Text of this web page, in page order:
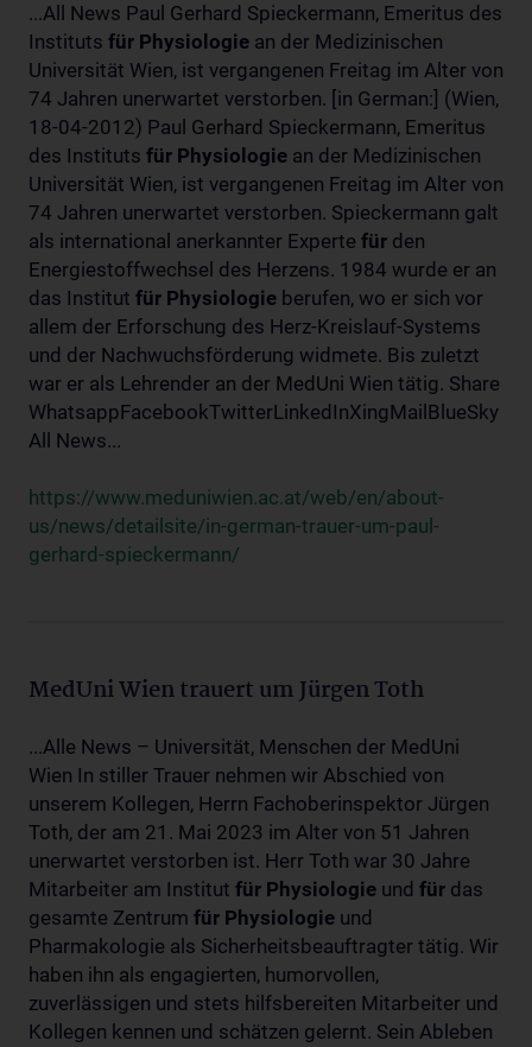
...All News Paul Gerhard Spieckermann, Emeritus des
Instituts für Physiologie an der Medizinischen
Universität Wien, ist vergangenen Freitag im Alter von
74 Jahren unerwartet verstorben. [in German:] (Wien,
18-04-2012) Paul Gerhard Spieckermann, Emeritus
des Instituts für Physiologie an der Medizinischen
Universität Wien, ist vergangenen Freitag im Alter von
74 Jahren unerwartet verstorben. Spieckermann galt
als international anerkannter Experte für den
Energiestoffwechsel des Herzens. 1984 wurde er an
das Institut für Physiologie berufen, wo er sich vor
allem der Erforschung des Herz-Kreislauf-Systems
und der Nachwuchsförderung widmete. Bis zuletzt
war er als Lehrender an der MedUni Wien tätig. Share
WhatsappFacebookTwitterLinkedInXingMailBlueSky
All News...
https://www.meduniwien.ac.at/web/en/about-
us/news/detailsite/in-german-trauer-um-paul-
gerhard-spieckermann/
MedUni Wien trauert um Jürgen Toth
...Alle News – Universität, Menschen der MedUni
Wien In stiller Trauer nehmen wir Abschied von
unserem Kollegen, Herrn Fachoberinspektor Jürgen
Toth, der am 21. Mai 2023 im Alter von 51 Jahren
unerwartet verstorben ist. Herr Toth war 30 Jahre
Mitarbeiter am Institut für Physiologie und für das
gesamte Zentrum für Physiologie und
Pharmakologie als Sicherheitsbeauftragter tätig. Wir
haben ihn als engagierten, humorvollen,
zuverlässigen und stets hilfsbereiten Mitarbeiter und
Kollegen kennen und schätzen gelernt. Sein Ableben